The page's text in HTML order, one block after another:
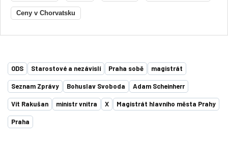
Ceny v Chorvatsku
ODS Starostové a nezávislí Praha sobě magistrát
Seznam Zprávy Bohuslav Svoboda Adam Scheinherr
Vít Rakušan ministr vnitra X Magistrát hlavního města Prahy
Praha